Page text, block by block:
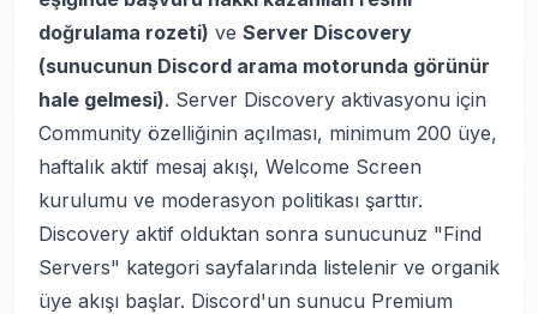
doğrulama rozeti) ve Server Discovery
(sunucunun Discord arama motorunda görünür
hale gelmesi). Server Discovery aktivasyonu için
Community özelliğinin açılması, minimum 200 üye,
haftalık aktif mesaj akışı, Welcome Screen
kurulumu ve moderasyon politikası şarttır.
Discovery aktif olduktan sonra sunucunuz "Find
Servers" kategori sayfalarında listelenir ve organik
üye akışı başlar. Discord'un sunucu Premium